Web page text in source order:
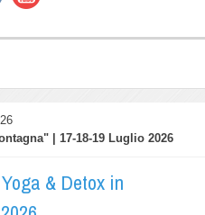
| 17-18-19 Luglio 2026
& Detox in